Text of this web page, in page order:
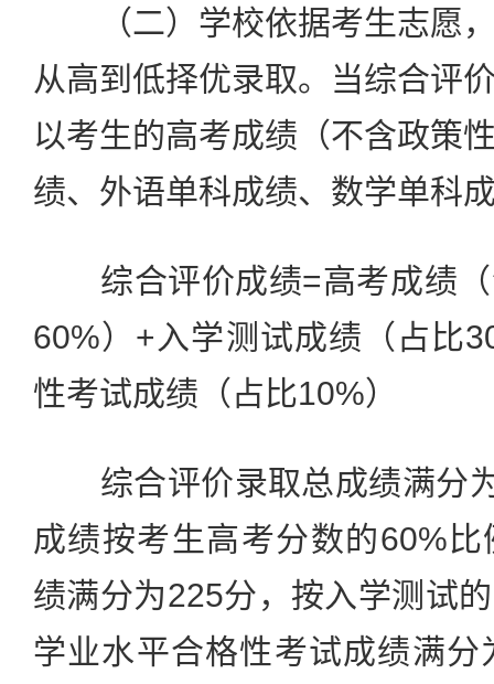
（二）学校依据考生志愿，
从高到低择优录取。当综合评
以考生的高考成绩（不含政策
绩、外语单科成绩、数学单科
综合评价成绩=高考成绩（
60%）+入学测试成绩（占比
性考试成绩（占比10%）
综合评价录取总成绩满分
成绩按考生高考分数的60%
绩满分为225分，按入学测试
学业水平合格性考试成绩满